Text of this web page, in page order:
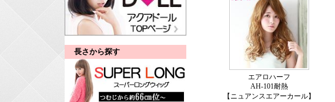
長さから探す
エアロハーフ
AH-101耐熱
【ニュアンスエアーカール】